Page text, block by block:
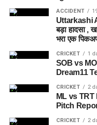
इसी समस्या को ध्यान में रखते
करने की दिशा में काम कर रहा
के बजाय परिवार जैसा
16 घरों में मिलेगा
प्रस्तावित आलंबन गांव में
एक परिवार की तर्ज पर लोगों
यूनिट में करीब दो महिलाएं,
जाएगा। इस तरह उन्हें एक
ACCIDENT
Uttarkashi
बड़ा हादसा ,
भरा एक
CRICKET 1
SOB vs
Dream11
CRICKET 2
ML vs
Pitch
CRICKET 2